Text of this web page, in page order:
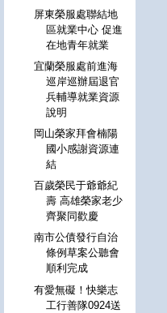
屏東榮服處聯結地
區就業中心 促進
在地青年就業
宜蘭榮服處前進海
巡岸巡辦屆退官
兵輔導就業資源
說明
岡山榮家拜會楠陽
國小感謝資源連
結
百歲榮民于爺爺紀
壽 高雄榮家老少
齊聚同歡慶
南市公債發行自治
條例草案公聽會
順利完成
有愛無礙！快樂志
工行善隊0924送